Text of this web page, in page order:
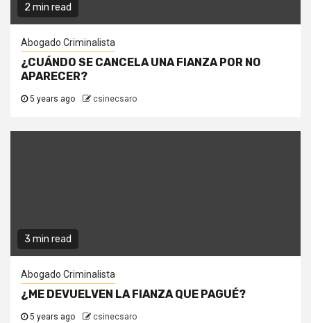
2 min read
Abogado Criminalista
¿CUÁNDO SE CANCELA UNA FIANZA POR NO
APARECER?
5 years ago csinecsaro
3 min read
Abogado Criminalista
¿ME DEVUELVEN LA FIANZA QUE PAGUÉ?
5 years ago csinecsaro